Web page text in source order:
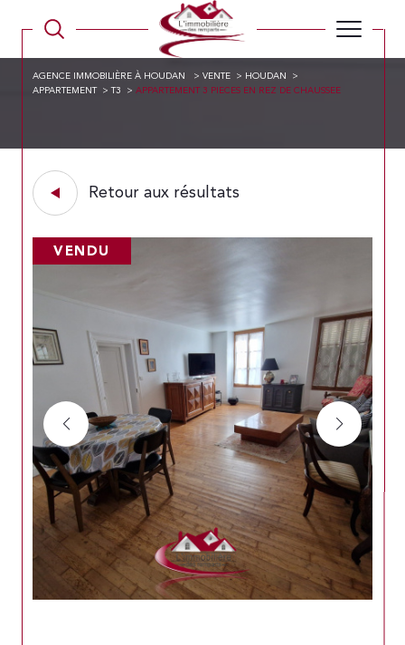
AGENCE IMMOBILIÈRE À HOUDAN VENTE
HOUDAN
APPARTEMENT
T3 APPARTEMENT 3 PIECES EN REZ DE CHAUSSEE
Retour aux résultats
VENDU